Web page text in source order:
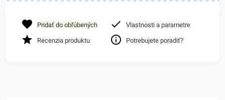
Pridať do obľúbených Vlastnosti a parametre
Recenzia produktu Potrebujete poradiť?